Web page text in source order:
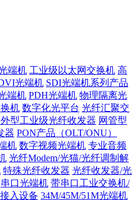
端机 工业级以太网交换机 高
光端机 SDI光端机系列产品
端机 PDH光端机 物理隔离光
机 数字化光平台 光纤汇聚交
外型工业级光纤收发器 网管型
器 PON产品（OLT/ONU）
机 数字视频光端机 专业音频
光纤Modem/光猫/光纤调制解
特殊光纤收发器 光纤收发器/光
串口光端机 带串口工业交换机/
入设备 34M/45M/51M光端机